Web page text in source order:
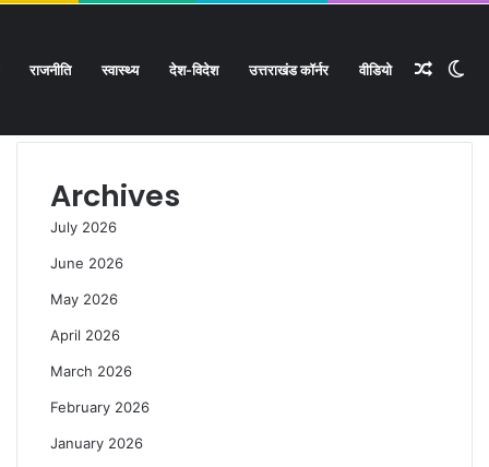
राजनीति स्वास्थ्य देश-विदेश उत्तराखंड कॉर्नर वीडियो
Archives
July 2026
June 2026
May 2026
April 2026
March 2026
February 2026
January 2026